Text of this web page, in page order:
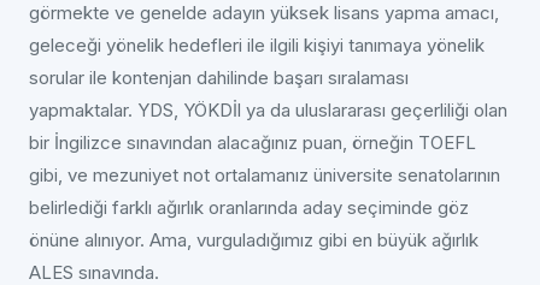
görmekte ve genelde adayın yüksek lisans yapma amacı,
geleceği yönelik hedefleri ile ilgili kişiyi tanımaya yönelik
sorular ile kontenjan dahilinde başarı sıralaması
yapmaktalar. YDS, YÖKDİl ya da uluslararası geçerliliği olan
bir İngilizce sınavından alacağınız puan, örneğin TOEFL
gibi, ve mezuniyet not ortalamanız üniversite senatolarının
belirlediği farklı ağırlık oranlarında aday seçiminde göz
önüne alınıyor. Ama, vurguladığımız gibi en büyük ağırlık
ALES sınavında.